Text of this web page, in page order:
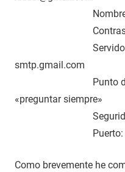
Nombre de
Contraseña: la
Servidor de
smtp.gmail.com
Punto de
«preguntar siempre»
Seguridad
Puerto:
Como brevemente he